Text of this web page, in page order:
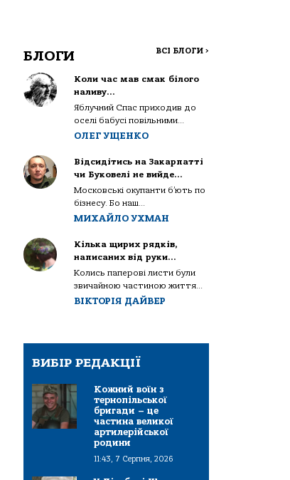
БЛОГИ ВСІ БЛОГИ >
Коли час мав смак білого
наливу…
Яблучний Спас приходив до
оселі бабусі повільними...
ОЛЕГ УЩЕНКО
Відсидітись на Закарпатті
чи Буковелі не вийде…
Московські окупанти б’ють по
бізнесу. Бо наш...
МИХАЙЛО УХМАН
Кілька щирих рядків,
написаних від руки…
Колись паперові листи були
звичайною частиною життя...
ВІКТОРІЯ ДАЙВЕР
ВИБІР РЕДАКЦІЇ
Кожний воїн з
тернопільської
бригади – це
частина великої
артилерійської
родини
11:43, 7 Серпня, 2026